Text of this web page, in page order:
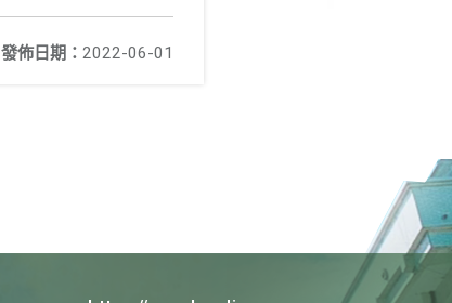
發佈日期： 2022-06-01